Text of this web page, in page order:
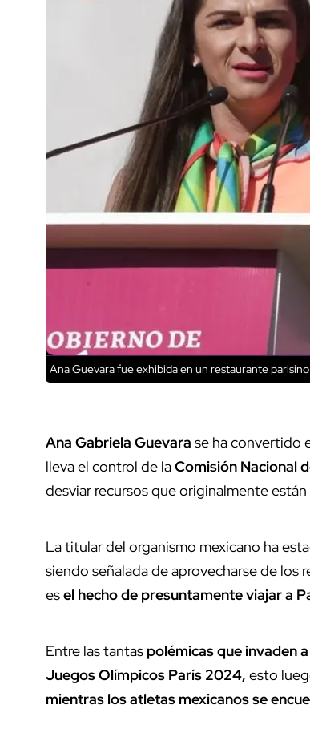
Ana Guevara fue exhibida en un restaurante
Ana Gabriela Guevara se ha convertido
lleva el control de laComisión Nacional
desviar recursos que originalmente
La titular del organismo mexicano ha
siendo señalada de aprovecharse de los
esel hecho de presuntamente viajar a
Entre las tantas polémicas que invaden
Juegos Olímpicos París 2024, esto
mientras los atletas mexicanos se